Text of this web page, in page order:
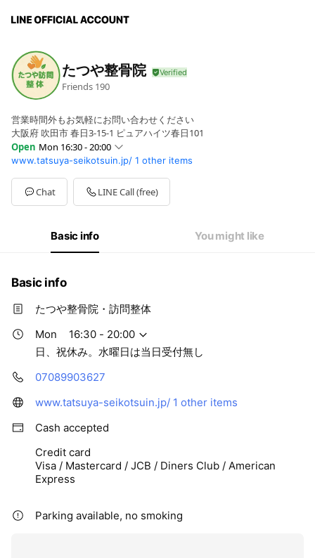
たつや整骨院
Friends 190
営業時間外もお気軽にお問い合わせください
大阪府 吹田市 春日3-15-1 ピュアハイツ春日101
Open Mon 16:30 - 20:00
SunClosed
Mon16:30 - 20:00
Tue16:30 - 20:00
Wed09:00 - 20:00
09:00 - 20:00
09:00 - 18:00
日、祝休み。水曜日は当日受付無し
www.tatsuya-seikotsuin.jp/ 1 other items
Chat LINE Call (free)
Basic info You might like
Basic info
たつや整骨院・訪問整体
Mon
16:30 - 20:00
日、祝休み。水曜日は当日受付無し
07089903627
www.tatsuya-seikotsuin.jp/ 1 other items
Cash accepted
Credit card
Visa / Mastercard / JCB / Diners Club / American
Express
Parking available, no smoking